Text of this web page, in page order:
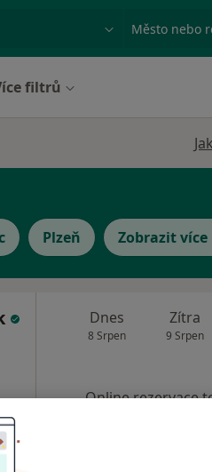
Město nebo
filtrů
Plzeň Zobrazit více
Dnes
8 Srpen
Zítra
9 Srpen
Online rezervace